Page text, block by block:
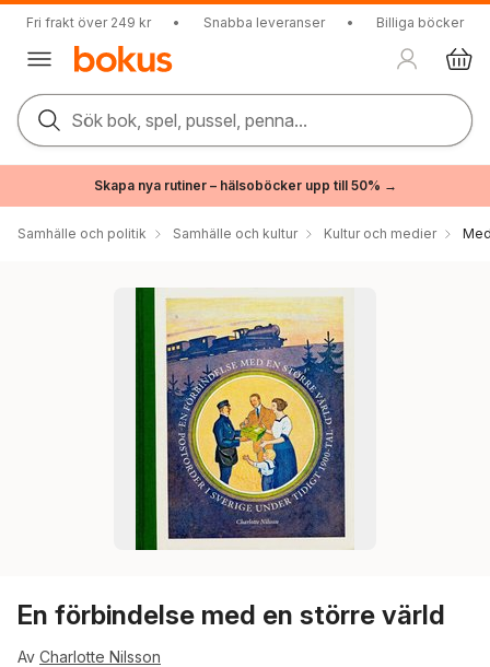
Fri frakt över 249 kr • Snabba leveranser • Billiga böcker
Sök bok, spel, pussel, penna...
Skapa nya rutiner – hälsoböcker upp till 50% →
Samhälle och politik Samhälle och kultur Kultur och medier
En förbindelse med en större värld
Av Charlotte Nilsson